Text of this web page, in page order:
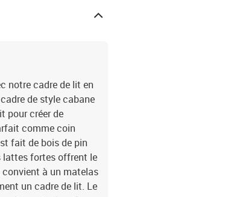
notre cadre de lit en
de style cabane
pour créer de
comme coin
fait de bois de pin
lattes fortes offrent le
convient à un matelas
un cadre de lit. Le